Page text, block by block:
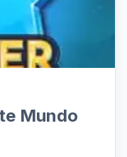
Mundo